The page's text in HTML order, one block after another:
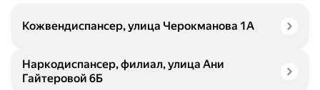
Кожвендиспансер, улица Черокманова 1А
Наркодиспансер, филиал, улица Ани
Гайтеровой 6Б